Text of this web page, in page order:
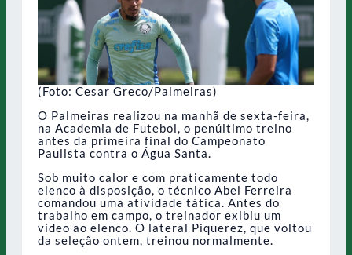
(Foto: Cesar Greco/Palmeiras)
O Palmeiras realizou na manhã de sexta-feira,
na Academia de Futebol, o penúltimo treino
antes da primeira final do Campeonato
Paulista contra o Água Santa.
Sob muito calor e com praticamente todo
elenco à disposição, o técnico Abel Ferreira
comandou uma atividade tática. Antes do
trabalho em campo, o treinador exibiu um
vídeo ao elenco. O lateral Piquerez, que voltou
da seleção ontem, treinou normalmente.